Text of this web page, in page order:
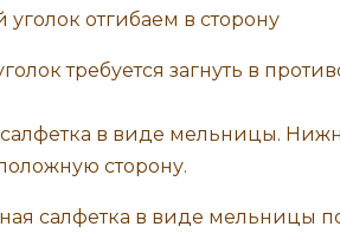
требуется загнуть в
салфетка в виде мельницы